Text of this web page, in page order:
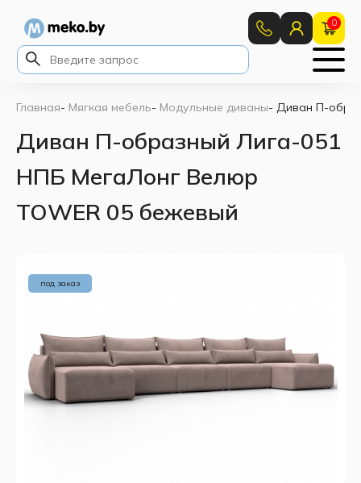
0
Главная- Мягкая мебель- Модульные диваны- Диван П-
Диван П-образный Лига-051
НПБ МегаЛонг Велюр
TOWER 05 бежевый
под заказ